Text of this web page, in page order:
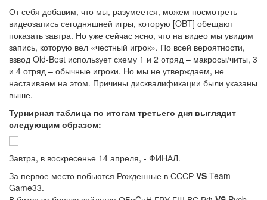
От себя добавим, что мы, разумеется, можем посмотреть
видеозапись сегодняшней игры, которую [OBT] обещают
показать завтра. Но уже сейчас ясно, что на видео мы увидим
запись, которую вел «честный игрок». По всей вероятности,
взвод Old-Best использует схему 1 и 2 отряд – макросы/читы, 3
и 4 отряд – обычные игроки. Но мы не утверждаем, не
настаиваем на этом. Причины дисквалификации были указаны
выше.
Турнирная таблица по итогам третьего дня выглядит
следующим образом:
Завтра, в воскресенье 14 апреля, - ФИНАЛ.
За первое место побьются Рожденные в СССР VS Team
Game33.